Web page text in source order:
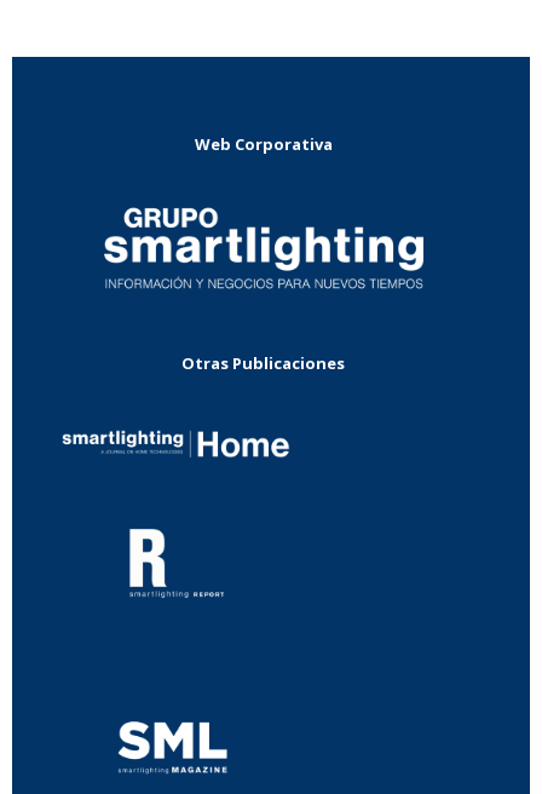
Web Corporativa
Otras Publicaciones